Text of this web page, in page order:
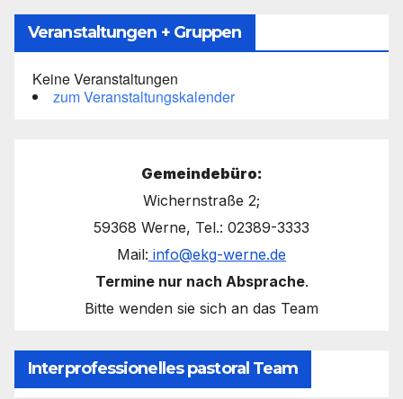
Veranstaltungen + Gruppen
Keine Veranstaltungen
zum Veranstaltungskalender
Gemeindebüro:
Wichernstraße 2;
59368 Werne, Tel.: 02389-3333
Mail: info@ekg-werne.de
Termine nur nach Absprache.
Bitte wenden sie sich an das Team
Interprofessionelles pastoral Team